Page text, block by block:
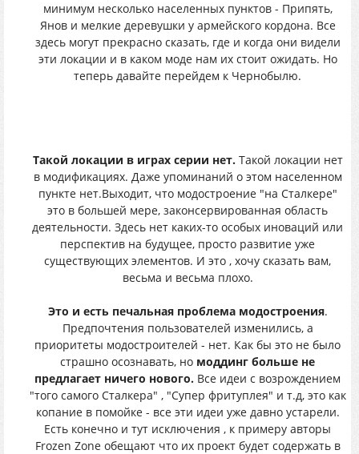
минимум несколько населенных пунктов - Припять,
Янов и мелкие деревушки у армейского кордона. Все
здесь могут прекрасно сказать, где и когда они видели
эти локации и в каком моде нам их стоит ожидать. Но
теперь давайте перейдем к Чернобылю.
Такой локации в играх серии нет.Такой локации нет
в модификациях. Даже упоминаний о этом населенном
пункте нет.Выходит, что модостроение "на Сталкере"
это в большей мере, законсервированная область
деятельности. Здесь нет каких-то особых иноваций или
перспектив на будущее, просто развитие уже
существующих элементов. И это , хочу сказать вам,
весьма и весьма плохо.
Это и есть печальная проблема модостроения.
Предпочтения пользователей изменились, а
приоритеты модостроителей - нет. Как бы это не было
страшно осознавать, но моддинг больше не
предлагает ничего нового. Все идеи с возрождением
"того самого Сталкера" , "Супер фритуплея" и т.д, это как
копание в помойке - все эти идеи уже давно устарели.
Есть конечно и тут исключения , к примеру авторы
Frozen Zone обещают что их проект будет содержать в